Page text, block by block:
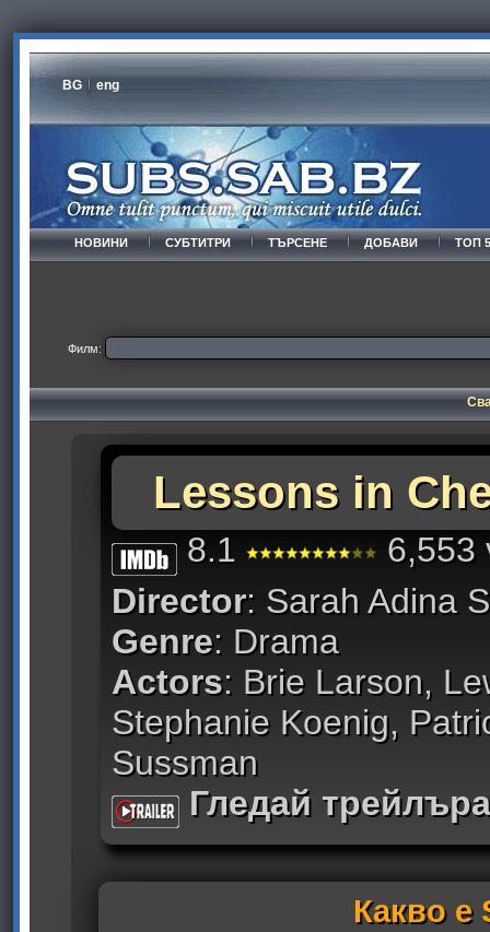
BG eng
НОВИНИ СУБТИТРИ ТЪРСЕНЕ ДОБАВИ ТОП
Филм:
Lessons in
8.1
6,553
Director: Sarah Adina
Genre: Drama
Actors: Brie Larson,
Stephanie Koenig,
Sussman
Гледай трейлъра
Какво е